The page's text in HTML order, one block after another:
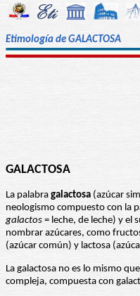
Etimología de GALACTOSA
GALACTOSA
La palabra galactosa (azúcar
neologismo compuesto con la
galactos = leche, de leche) y el
nombrar azúcares, como
(azúcar común) y lactosa
La galactosa no es lo mismo
compleja, compuesta con